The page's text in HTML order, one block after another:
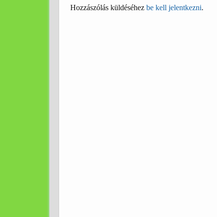
Hozzászólás küldéséhezbe kell jelentkezni.